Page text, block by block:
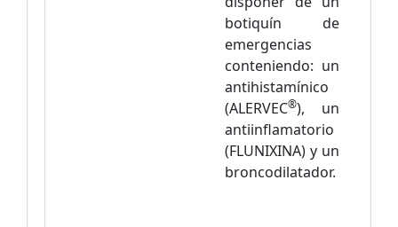
botiquín de
emergencias
conteniendo: un
antihistamínico
(ALERVEC®), un
antiinflamatorio
(FLUNIXINA) y un
broncodilatador.